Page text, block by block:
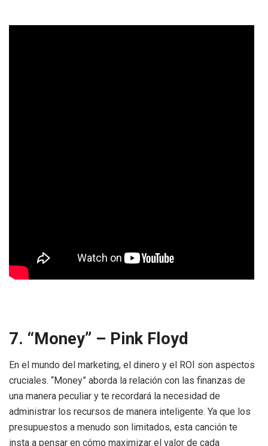
7. “Money” – Pink Floyd
En el mundo del marketing, el dinero y el ROI son aspectos
cruciales. “Money” aborda la relación con las finanzas de
una manera peculiar y te recordará la necesidad de
administrar los recursos de manera inteligente. Ya que los
presupuestos a menudo son limitados, esta canción te
insta a pensar en cómo maximizar el valor de cada